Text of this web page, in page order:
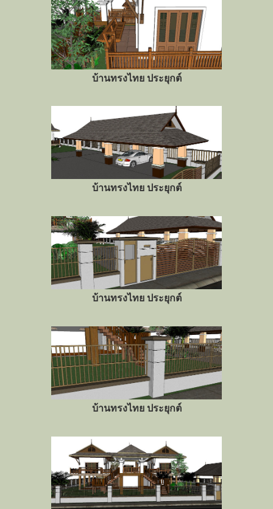
บ้านทรงไทย ประยุกต์
บ้านทรงไทย ประยุกต์
บ้านทรงไทย ประยุกต์
บ้านทรงไทย ประยุกต์